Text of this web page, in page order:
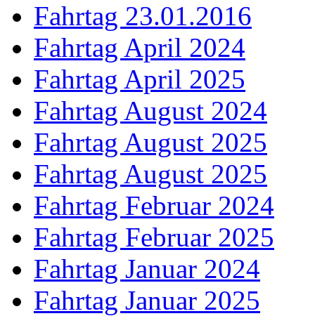
Fahrtag 23.01.2016
Fahrtag April 2024
Fahrtag April 2025
Fahrtag August 2024
Fahrtag August 2025
Fahrtag August 2025
Fahrtag Februar 2024
Fahrtag Februar 2025
Fahrtag Januar 2024
Fahrtag Januar 2025